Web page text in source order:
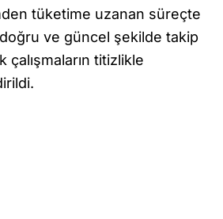
tüketime uzanan süreçte
ve güncel şekilde takip
titizlikle